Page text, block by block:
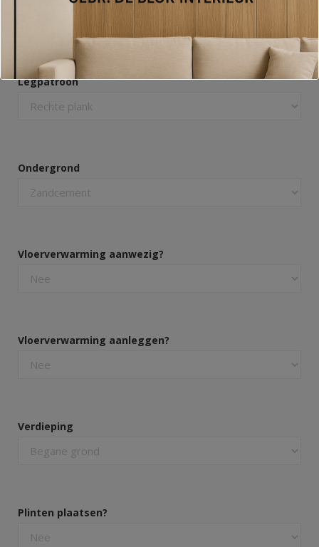
Legpatroon
Ondergrond
Vloerverwarming aanwezig?
Vloerverwarming aanleggen?
Verdieping
Plinten plaatsen?